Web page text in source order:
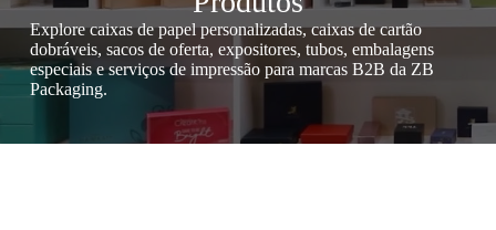
Explore caixas de papel personalizadas, caixas de cartão
dobráveis, sacos de oferta, expositores, tubos, embalagens
especiais e serviços de impressão para marcas B2B da ZB
Packaging.